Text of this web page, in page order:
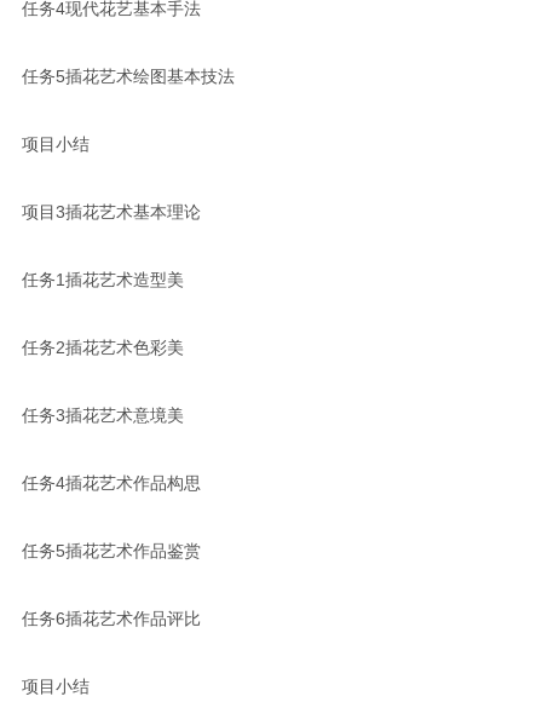
任务4现代花艺基本手法
任务5插花艺术绘图基本技法
项目小结
项目3插花艺术基本理论
任务1插花艺术造型美
任务2插花艺术色彩美
任务3插花艺术意境美
任务4插花艺术作品构思
任务5插花艺术作品鉴赏
任务6插花艺术作品评比
项目小结